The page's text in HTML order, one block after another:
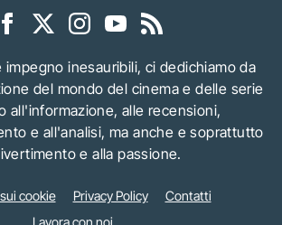
impegno inesauribili, ci dedichiamo da
del mondo del cinema e delle serie
all'informazione, alle recensioni,
e all'analisi, ma anche e soprattutto
e alla passione.
cookie Privacy Policy
Contatti